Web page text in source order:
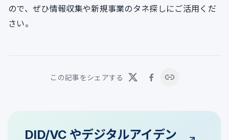
ので、ぜひ情報収集や新規事業のタネ探しにご活用くだ
さい。
この記事をシェアする
DID/VC やデジタルアイデン